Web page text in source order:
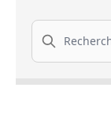
Recherche